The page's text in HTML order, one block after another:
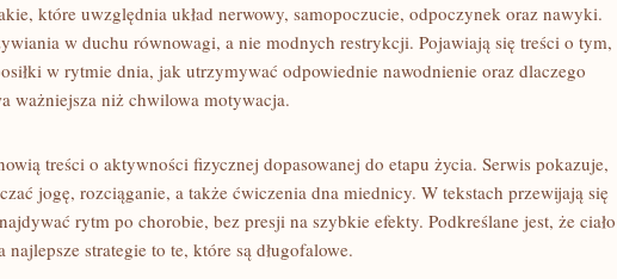
które uwzględnia układ nerwowy, samopoczucie, odpoczynek oraz nawyki.
w duchu równowagi, a nie modnych restrykcji. Pojawiają się treści o tym,
w rytmie dnia, jak utrzymywać odpowiednie nawodnienie oraz dlaczego
ważniejsza niż chwilowa motywacja.
treści o aktywności fizycznej dopasowanej do etapu życia. Serwis pokazuje,
jogę, rozciąganie, a także ćwiczenia dna miednicy. W tekstach przewijają się
rytm po chorobie, bez presji na szybkie efekty. Podkreślane jest, że ciało
najlepsze strategie to te, które są długofalowe.